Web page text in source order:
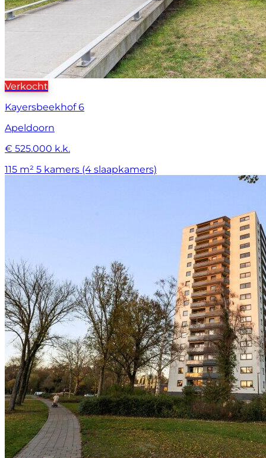
Verkocht
Kayersbeekhof 6
Apeldoorn
€ 525.000 k.k.
115 m² 5 kamers (4 slaapkamers)